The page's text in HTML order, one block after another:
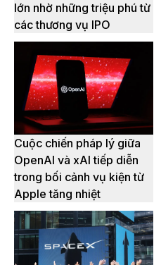
lớn nhờ những triệu phú từ
các thương vụ IPO
Cuộc chiến pháp lý giữa
OpenAI và xAI tiếp diễn
trong bối cảnh vụ kiện từ
Apple tăng nhiệt